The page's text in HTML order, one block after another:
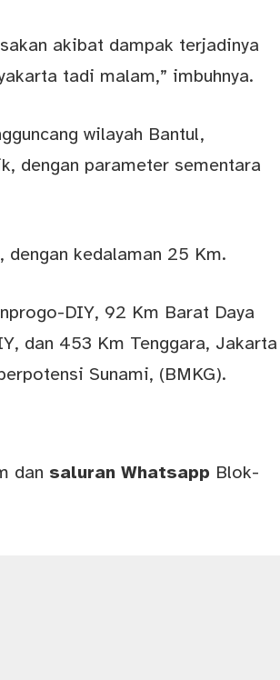
akibat dampak terjadinya
tadi malam,” imbuhnya.
wilayah Bantul,
dengan parameter sementara
dengan kedalaman 25 Km.
DIY, 92 Km Barat Daya
dan 453 Km Tenggara, Jakarta
Sunami, (BMKG).
dan saluran Whatsapp Blok-